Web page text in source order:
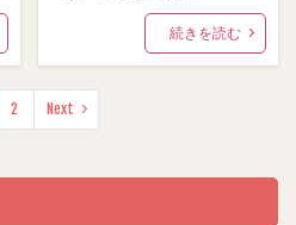
続きを読む
2 Next